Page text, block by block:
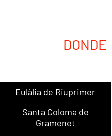
DONDE
Eulàlia de Riuprimer
Santa Coloma de
Gramenet